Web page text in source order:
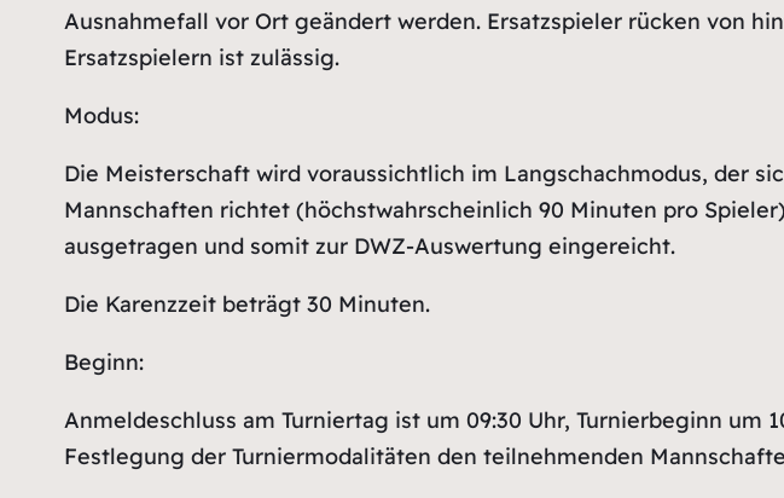
Ausnahmefall vor Ort geändert werden. Ersatzspieler rücken von
Ersatzspielern ist zulässig.
Modus:
Die Meisterschaft wird voraussichtlich im Langschachmodus, der
Mannschaften richtet (höchstwahrscheinlich 90 Minuten pro
ausgetragen und somit zur DWZ-Auswertung eingereicht.
Die Karenzzeit beträgt 30 Minuten.
Beginn:
Anmeldeschluss am Turniertag ist um 09:30 Uhr, Turnierbeginn um
Festlegung der Turniermodalitäten den teilnehmenden